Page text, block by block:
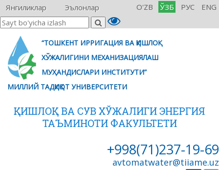
Янгиликлар Эълонлар O'ZB ЎЗБ РУС ENG
“ТОШКЕНТ ИРРИГАЦИЯ ВА ҚИШЛОҚ
ХЎЖАЛИГИНИ МЕХАНИЗАЦИЯЛАШ
МУҲАНДИСЛАРИ ИНСТИТУТИ”
МИЛЛИЙ ТАДҚИҚОТ УНИВЕРСИТЕТИ
ҚИШЛОҚ ВА СУВ ХЎЖАЛИГИ ЭНЕРГИЯ
ТАЪМИНОТИ ФАКУЛЬТЕТИ
+998(71)237-19-69
avtomatwater@tiiame.uz